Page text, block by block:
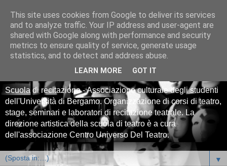
Centro Universitario
Teatrale CUT Bergamo -
scuola di teatro
Scuola di recitazione - Associazione culturale degli studenti
dell'Università di Bergamo. Organizzazione di corsi di teatro,
stage, seminari e laboratori di recitazione teatrale. La
direzione artistica della scuola di teatro è a cura
dell'associazione Centro Universo Del Teatro.
▼
This site uses cookies from Google to deliver its services
and to analyze traffic. Your IP address and user-agent are
shared with Google along with performance and security
metrics to ensure quality of service, generate usage
statistics, and to detect and address abuse.
LEARN MORE GOT IT